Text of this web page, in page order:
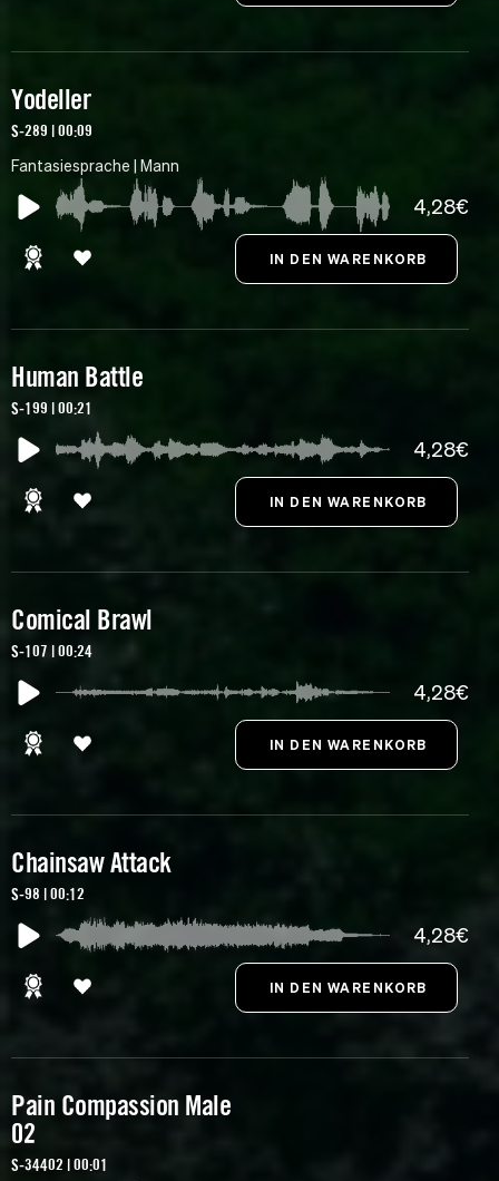
Yodeller
S-289 | 00:09
Fantasiesprache | Mann
4,28€
Human Battle
S-199 | 00:21
4,28€
Comical Brawl
S-107 | 00:24
4,28€
Chainsaw Attack
S-98 | 00:12
4,28€
Pain Compassion Male
02
S-34402 | 00:01